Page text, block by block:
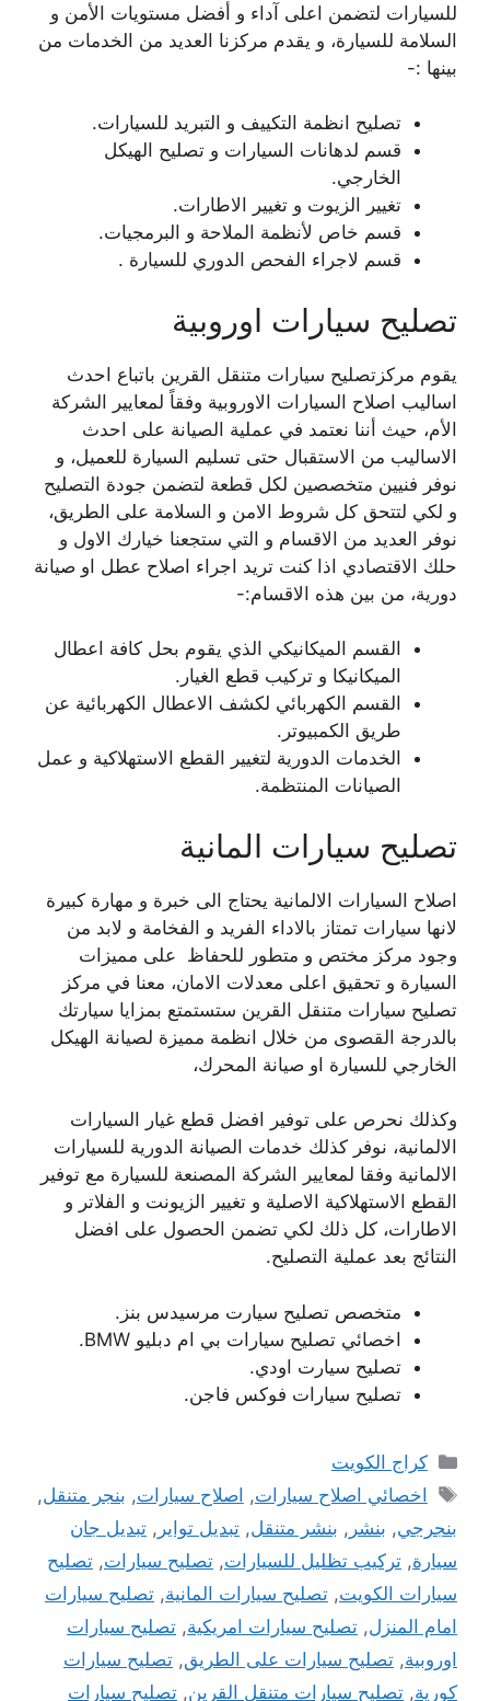
للسيارات لتضمن اعلى آداء و أفضل مستويات الأمن و
السلامة للسيارة، و يقدم مركزنا العديد من الخدمات من
بينها :-
تصليح انظمة التكييف و التبريد للسيارات.
قسم لدهانات السيارات و تصليح الهيكل
الخارجي.
تغيير الزيوت و تغيير الاطارات.
قسم خاص لأنظمة الملاحة و البرمجيات.
قسم لاجراء الفحص الدوري للسيارة .
تصليح سيارات اوروبية
يقوم مركزتصليح سيارات متنقل القرين باتباع احدث
اساليب اصلاح السيارات الاوروبية وفقاً لمعايير الشركة
الأم، حيث أننا نعتمد في عملية الصيانة على احدث
الاساليب من الاستقبال حتى تسليم السيارة للعميل، و
نوفر فنيين متخصصين لكل قطعة لتضمن جودة التصليح
و لكي لتتحق كل شروط الامن و السلامة على الطريق،
نوفر العديد من الاقسام و التي ستجعنا خيارك الاول و
حلك الاقتصادي اذا كنت تريد اجراء اصلاح عطل او صيانة
دورية، من بين هذه الاقسام:-
القسم الميكانيكي الذي يقوم بحل كافة اعطال
الميكانيكا و تركيب قطع الغيار.
القسم الكهربائي لكشف الاعطال الكهربائية عن
طريق الكمبيوتر.
الخدمات الدورية لتغيير القطع الاستهلاكية و عمل
الصيانات المنتظمة.
تصليح سيارات المانية
اصلاح السيارات الالمانية يحتاج الى خبرة و مهارة كبيرة
لانها سيارات تمتاز بالاداء الفريد و الفخامة و لابد من
وجود مركز مختص و متطور للحفاظ على مميزات
السيارة و تحقيق اعلى معدلات الامان، معنا في مركز
تصليح سيارات متنقل القرين ستستمتع بمزايا سيارتك
بالدرجة القصوى من خلال انظمة مميزة لصيانة الهيكل
الخارجي للسيارة او صيانة المحرك،
وكذلك نحرص على توفير افضل قطع غيار السيارات
الالمانية، نوفر كذلك خدمات الصيانة الدورية للسيارات
الالمانية وفقا لمعايير الشركة المصنعة للسيارة مع توفير
القطع الاستهلاكية الاصلية و تغيير الزيونت و الفلاتر و
الاطارات، كل ذلك لكي تضمن الحصول على افضل
النتائج بعد عملية التصليح.
متخصص تصليح سيارت مرسيدس بنز.
اخصائي تصليح سيارات بي ام دبليو BMW.
تصليح سيارت اودي.
تصليح سيارات فوكس فاجن.
التصنيفات
كراج الكويت
الوسوم
اخصائي اصلاح سيارات, اصلاح سيارات, بنجر متنقل,
بنجرجي, بنشر , بنشر متنقل, تبديل تواير , تبديل جان
سيارة, تركيب تظليل للسيارات, تصليح سيارات, تصليح
سيارات الكويت, تصليح سيارات المانية, تصليح سيارات
امام المنزل, تصليح سيارات امريكية, تصليح سيارات
اوروبية, تصليح سيارات على الطريق, تصليح سيارات
كورية, تصليح سيارات متنقل القرين, تصليح سيارات